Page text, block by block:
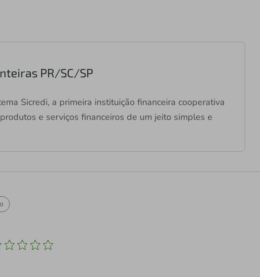
PR/SC/SP
Sicredi, a primeira instituição financeira cooperativa
e serviços financeiros de um jeito simples e